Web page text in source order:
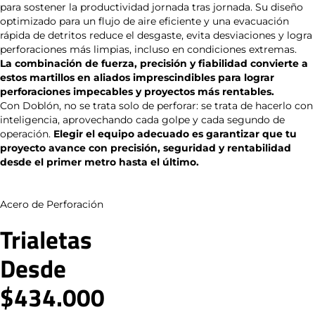
para sostener la productividad jornada tras jornada. Su diseño
optimizado para un flujo de aire eficiente y una evacuación
rápida de detritos reduce el desgaste, evita desviaciones y logra
perforaciones más limpias, incluso en condiciones extremas.
La combinación de fuerza, precisión y fiabilidad convierte a
estos martillos en aliados imprescindibles para lograr
perforaciones impecables y proyectos más rentables.
Con Doblón, no se trata solo de perforar: se trata de hacerlo con
inteligencia, aprovechando cada golpe y cada segundo de
operación. Elegir el equipo adecuado es garantizar que tu
proyecto avance con precisión, seguridad y rentabilidad
desde el primer metro hasta el último.
Acero de Perforación
Trialetas
Desde
$434.000